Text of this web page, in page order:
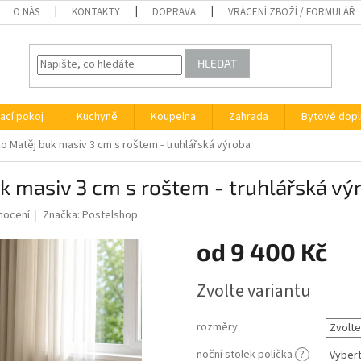
O NÁS KONTAKTY DOPRAVA VRÁCENÍ ZBOŽÍ / FORMULÁŘ
HLEDAT
pokoj Kuchyně Koupelna Zahrada Bytové
Matěj buk masiv 3 cm s roštem - truhlářská výroba
masiv 3 cm s roštem - truhlářská
Značka:Postelshop
od 9 400 Kč
cena:
Zvolte variantu
rozměry
noční stolek polička ?